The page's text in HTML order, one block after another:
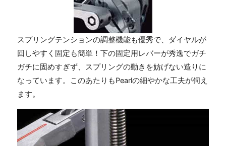
スプリングテンションの調整機能も優秀で、ダイヤルが
回しやすく固定も簡単！下の固定用レバーが秀逸でガチ
ガチに固めすぎず、スプリングの動きを妨げない造りに
なっています。このあたりもPearlの細やかな工夫が伺え
ます。